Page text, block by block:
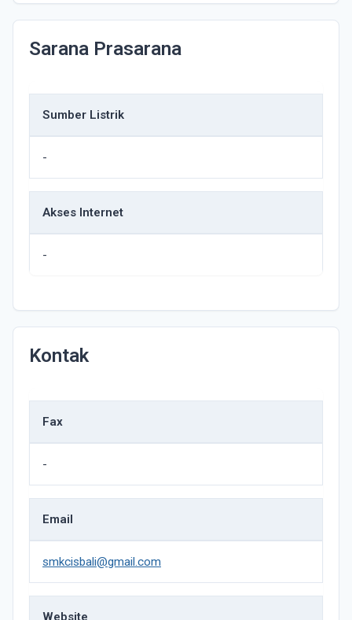
Sarana Prasarana
Sumber Listrik
-
Akses Internet
-
Kontak
Fax
-
Email
smkcisbali@gmail.com
Website